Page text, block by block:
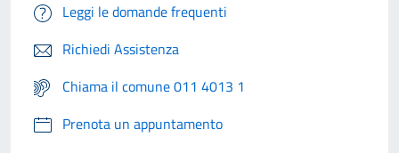
Leggi le domande frequenti
Richiedi Assistenza
Chiama il comune 011 4013 1
Prenota un appuntamento